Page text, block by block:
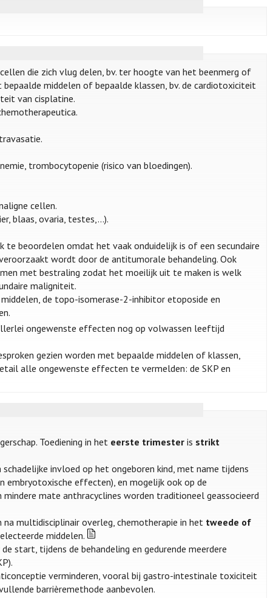
die zich vlug delen, bv. ter hoogte van het beenmerg of
middelen of bepaalde klassen, bv. de cardiotoxiciteit
van cisplatine.
trombocytopenie (risico van bloedingen).
cellen.
blaas, ovaria, testes,...).
beoordelen omdat het vaak onduidelijk is of een secundaire
wordt door de antitumorale behandeling. Ook
met bestraling zodat het moeilijk uit te maken is welk
maligniteit.
de topo-isomerase-2-inhibitor etoposide en
ongewenste effecten nog op volwassen leeftijd
gezien worden met bepaalde middelen of klassen,
alle ongewenste effecten te vermelden: de SKP en
Toediening in het eerste trimester is strikt
invloed op het ongeboren kind, met name tijdens
embryotoxische effecten), en mogelijk ook op de
mate anthracyclines worden traditioneel geassocieerd
multidisciplinair overleg, chemotherapie in het tweede of
middelen.
start, tijdens de behandeling en gedurende meerdere
verminderen, vooral bij gastro-intestinale toxiciteit
barrièremethode aanbevolen.